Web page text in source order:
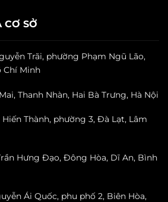
CƠ SỞ
Trãi, phường Phạm Ngũ Lão,
Chí Minh
Thanh Nhàn, Hai Bà Trưng, Hà Nội
Hiến Thành, phường 3, Đà Lạt, Lâm
Hưng Đạo, Đông Hòa, Dĩ An, Bình
Ái Quốc, phu phố 2, Biên Hòa,